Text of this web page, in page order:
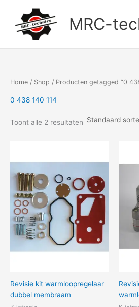
inhoud
MRC-
Home / Shop / Producten getagged “0
0 438 140 114
Toont alle 2 resultaten
Revisie kit warmloopregelaar
dubbel membraam
tot
meerdere
variaties.
Deze
optie
kan
worden
productpagina